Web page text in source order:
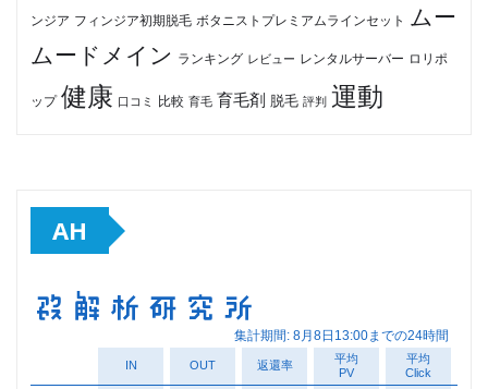
ンジア フィンジア初期脱毛 ボタニストプレミアムラインセット ムー
ムードメイン ランキング レビュー レンタルサーバー ロリポ
ップ 健康 口コミ 比較 育毛 育毛剤 脱毛 評判 運動
AH